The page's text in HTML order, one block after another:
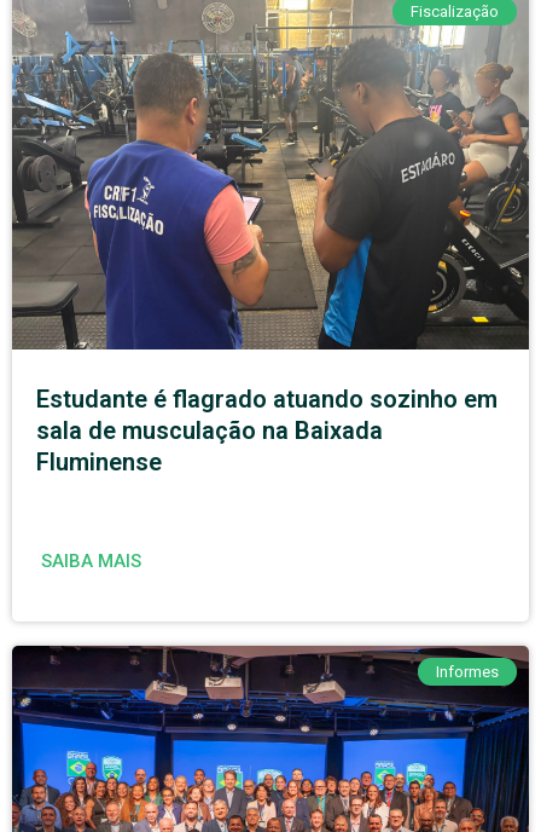
Fiscalização
Estudante é flagrado atuando sozinho em
sala de musculação na Baixada
Fluminense
SAIBA MAIS
Informes